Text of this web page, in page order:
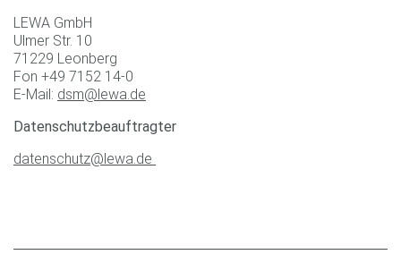
LEWA GmbH
Ulmer Str. 10
71229 Leonberg
Fon +49 7152 14-0
E-Mail: dsm@lewa.de
Datenschutzbeauftragter
datenschutz@lewa.de